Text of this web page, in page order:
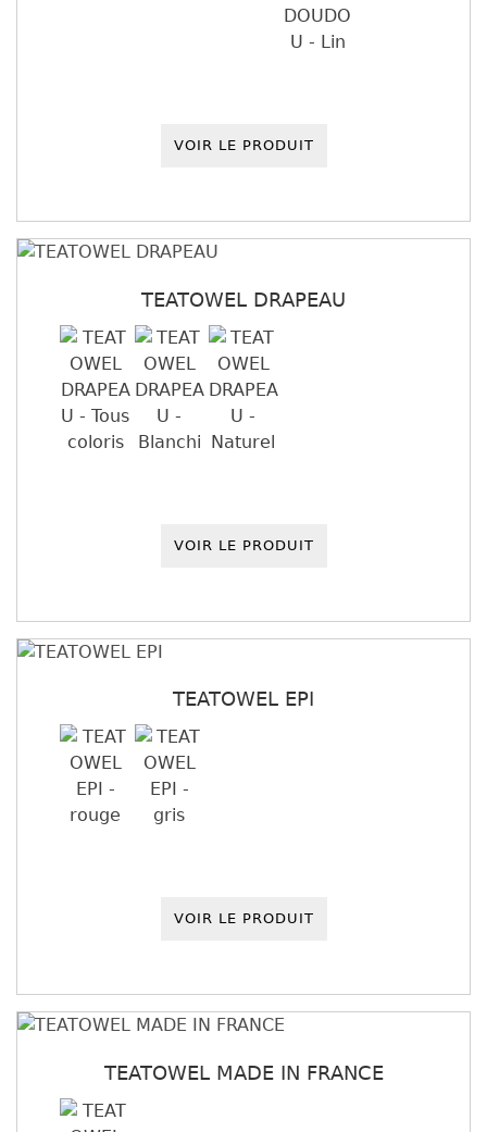
VOIR LE PRODUIT
TEATOWEL DRAPEAU
VOIR LE PRODUIT
TEATOWEL EPI
VOIR LE PRODUIT
TEATOWEL MADE IN FRANCE